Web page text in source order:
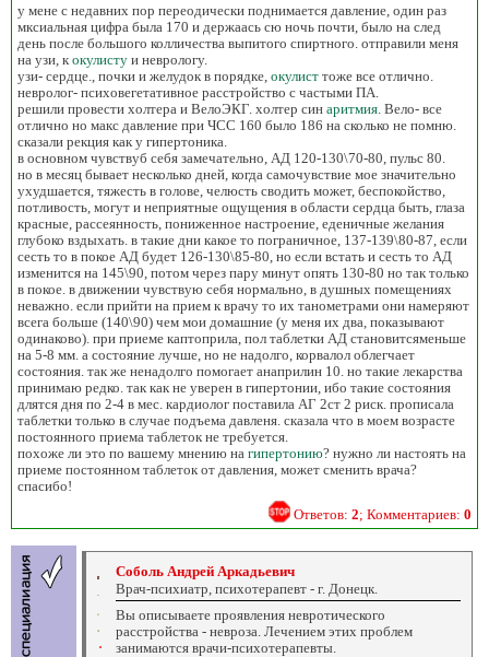
у мене с недавних пор переодически поднимается давление, один раз
мксиальная цифра была 170 и держаась сю ночь почти, было на след
день после большого колличества выпитого спиртного. отправили меня
на узи, к окулисту и неврологу.
узи- сердце., почки и желудок в порядке, окулист тоже все отлично.
невролог- психовегетативное расстройство с частыми ПА.
решили провести холтера и ВелоЭКГ. холтер син аритмия . Вело- все
отлично но макс давление при ЧСС 160 было 186 на сколько не помню.
сказали рекция как у гипертоника.
в основном чувствуб себя замечательно, АД 120-130\70-80, пульс 80.
но в месяц бывает несколько дней, когда самочувствие мое значительно
ухудшается, тяжесть в голове, челюсть сводить может, беспокойство,
потливость, могут и неприятные ощущения в области сердца быть, глаза
красные, рассеянность, пониженное настроение, еденичные желания
глубоко вздыхать. в такие дни какое то пограничное, 137-139\80-87, если
сесть то в покое АД будет 126-130\85-80, но если встать и сесть то АД
изменится на 145\90, потом через пару минут опять 130-80 но так только
в покое. в движении чувствую себя нормально, в душных помещениях
неважно. если прийти на прием к врачу то их танометрами они намеряют
всега больше (140\90) чем мои домашние (у меня их два, показывают
одинаково). при приеме каптоприла, пол таблетки АД становитсяменьше
на 5-8 мм. а состояние лучше, но не надолго, корвалол облегчает
состояния. так же ненадолго помогает анаприлин 10. но такие лекарства
принимаю редко. так как не уверен в гипертонии, ибо такие состояния
длятся дня по 2-4 в мес. кардиолог поставила АГ 2ст 2 риск. прописала
таблетки только в случае подъема давленя. сказала что в моем возрасте
постоянного приема таблеток не требуется.
похоже ли это по вашему мнению на гипертонию? нужно ли настоять на
приеме постоянном таблеток от давления, может сменить врача?
спасибо!
Ответов: 2; Комментариев: 0
Соболь Андрей Аркадьевич
Врач-психиатр, психотерапевт - г. Донецк.
Вы описываете проявления невротического
расстройства - невроза. Лечением этих проблем
занимаются врачи-психотерапевты.